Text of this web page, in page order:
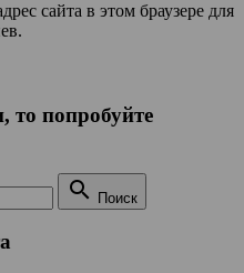
сайта в этом браузере для
то попробуйте
 Поиск